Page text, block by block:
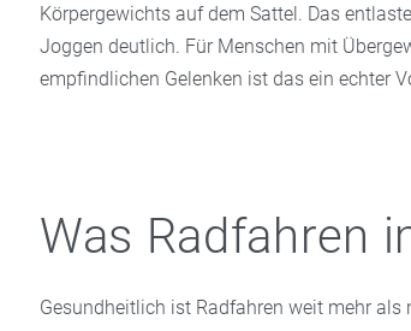
Körpergewichts auf dem Sattel. Das
Joggen deutlich. Für Menschen mit
empfindlichen Gelenken ist das ein echter
Was Radfahren
Gesundheitlich ist Radfahren weit mehr als